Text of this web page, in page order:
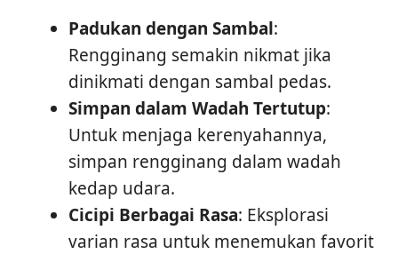
Padukan dengan Sambal:
Rengginang semakin nikmat jika
dinikmati dengan sambal pedas.
Simpan dalam Wadah Tertutup:
Untuk menjaga kerenyahannya,
simpan rengginang dalam wadah
kedap udara.
Cicipi Berbagai Rasa: Eksplorasi
varian rasa untuk menemukan favorit